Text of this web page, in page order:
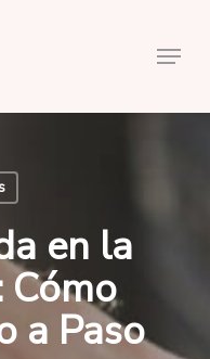
Menu
en la
Cómo
a Paso